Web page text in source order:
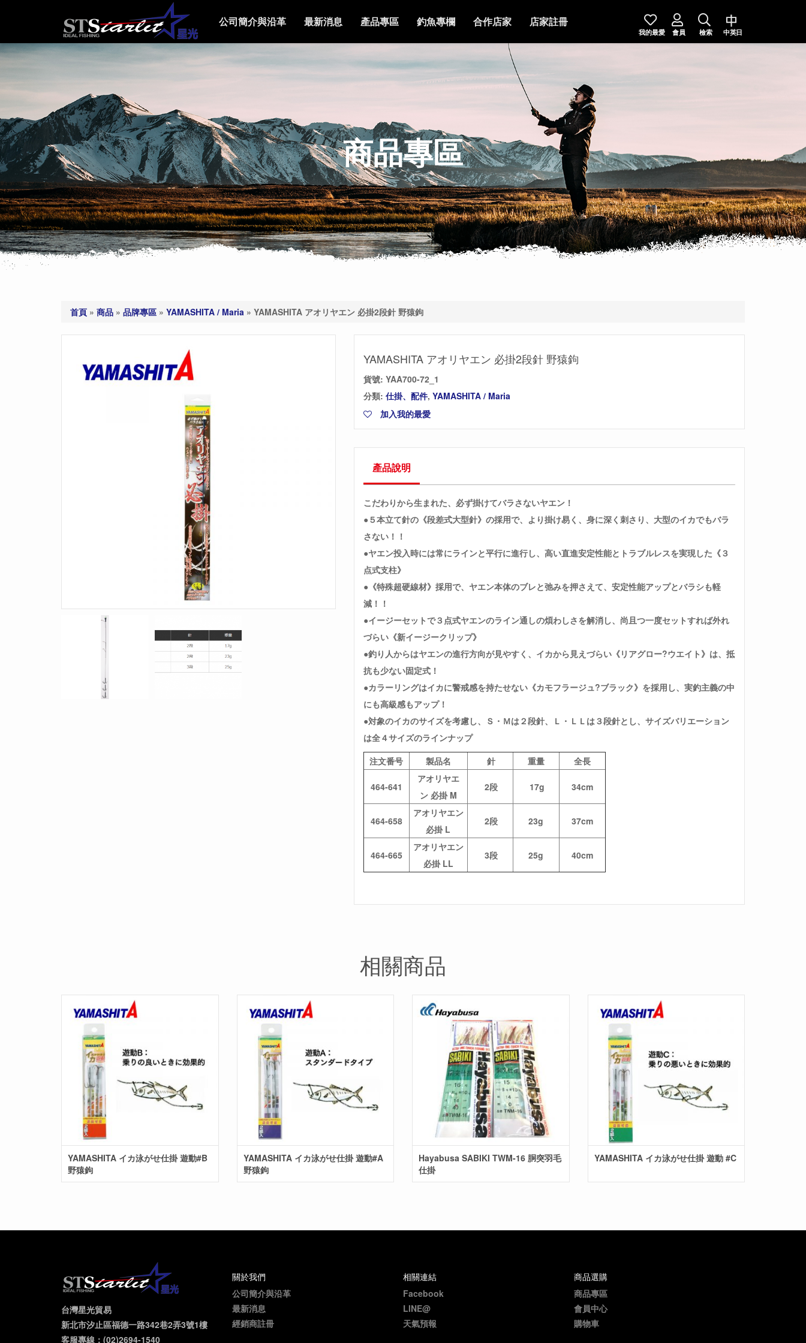
公司簡介與沿革 最新消息 產品專區 釣魚專欄 合作店家 店家註冊
我的最愛 會員 檢索 中英日
商品專區
首頁 » 商品 » 品牌專區 » YAMASHITA / Maria » YAMASHITA アオリヤエン 必掛2段針 野猿鉤
YAMASHITA アオリヤエン 必掛2段針 野猿鉤
貨號: YAA700-72_1
分類: 仕掛、配件, YAMASHITA / Maria
加入我的最愛
產品說明
こだわりから生まれた、必ず掛けてバラさないヤエン！
●５本立て針の《段差式大型針》の採用で、より掛け易く、身に深く刺さり、大型のイカでもバラ
さない！！
●ヤエン投入時には常にラインと平行に進行し、高い直進安定性能とトラブルレスを実現した《３
点式支柱》
●《特殊超硬線材》採用で、ヤエン本体のブレと弛みを押さえて、安定性能アップとバラシも軽
減！！
●イージーセットで３点式ヤエンのライン通しの煩わしさを解消し、尚且つ一度セットすれば外れ
づらい《新イージークリップ》
●釣り人からはヤエンの進行方向が見やすく、イカから見えづらい《リアグロー?ウエイト》は、抵
抗も少ない固定式！
●カラーリングはイカに警戒感を持たせない《カモフラージュ?ブラック》を採用し、実釣主義の中
にも高級感もアップ！
●対象のイカのサイズを考慮し、Ｓ・Ｍは２段針、Ｌ・ＬＬは３段針とし、サイズバリエーション
は全４サイズのラインナップ
注文番号
製品名 針 重量 全長
464-641
アオリヤエ
ン 必掛 M
2段 17g 34cm
464-658
アオリヤエン
必掛 L
2段 23g 37cm
464-665
アオリヤエン
必掛 LL
3段 25g 40cm
相關商品
YAMASHITA イカ泳がせ仕掛 遊動#B
野猿鉤
YAMASHITA イカ泳がせ仕掛 遊動#A
野猿鉤
Hayabusa SABIKI TWM-16 胴突羽毛
仕掛
YAMASHITA イカ泳がせ仕掛 遊動 #C
台灣星光貿易
新北市汐止區福德一路342巷2弄3號1樓
客服專線：(02)2694-1540
關於我們
公司簡介與沿革
最新消息
經銷商註冊
相關連結
Facebook
LINE@
天氣預報
商品選購
商品專區
會員中心
購物車